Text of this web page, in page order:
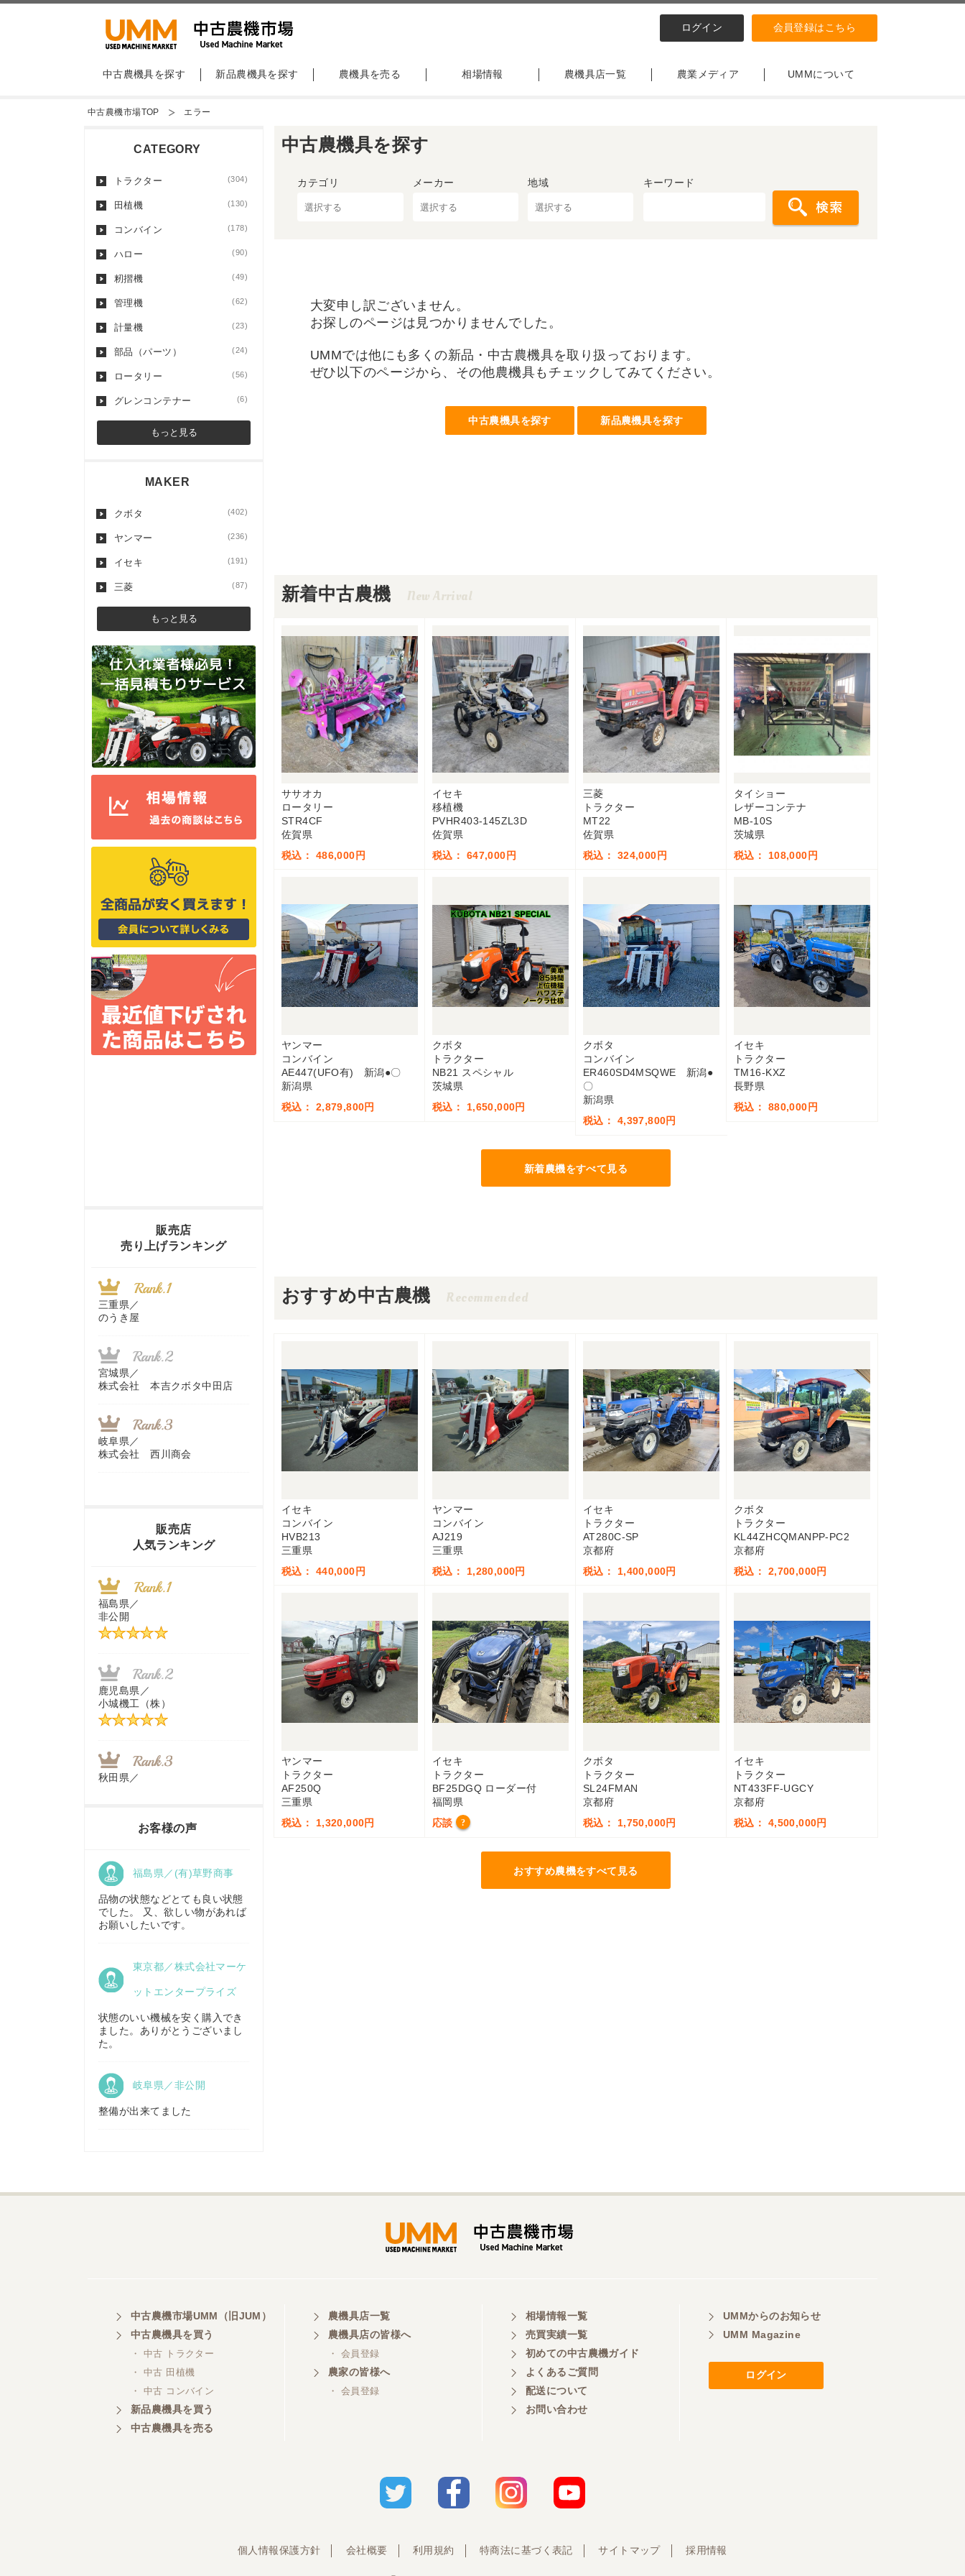
ログイン 会員登録はこちら
中古農機具を探す 新品農機具を探す 農機具を売る 相場情報 農機具店一覧 農業メディア UMMについて
中古農機市場TOP エラー
中古農機具を探す
カテゴリ メーカー 地域 キーワード
大変申し訳ございません。
お探しのページは見つかりませんでした。
UMMでは他にも多くの新品・中古農機具を取り扱っております。
ぜひ以下のページから、その他農機具もチェックしてみてください。
中古農機具を探す 新品農機具を探す
新着中古農機 New Arrival
ササオカ
ロータリー
STR4CF
佐賀県
税込： 486,000円
イセキ
移植機
PVHR403-145ZL3D
佐賀県
税込： 647,000円
三菱
トラクター
MT22
佐賀県
税込： 324,000円
タイショー
レザーコンテナ
MB-10S
茨城県
税込： 108,000円
ヤンマー
コンバイン
AE447(UFO有) 新潟●〇
新潟県
税込： 2,879,800円
クボタ
トラクター
NB21 スペシャル
茨城県
税込： 1,650,000円
クボタ
コンバイン
ER460SD4MSQWE 新潟●
〇
新潟県
税込： 4,397,800円
イセキ
トラクター
TM16-KXZ
長野県
税込： 880,000円
新着農機をすべて見る
おすすめ中古農機 Recommended
イセキ
コンバイン
HVB213
三重県
税込： 440,000円
ヤンマー
コンバイン
AJ219
三重県
税込： 1,280,000円
イセキ
トラクター
AT280C-SP
京都府
税込： 1,400,000円
クボタ
トラクター
KL44ZHCQMANPP-PC2
京都府
税込： 2,700,000円
ヤンマー
トラクター
AF250Q
三重県
税込： 1,320,000円
イセキ
トラクター
BF25DGQ ローダー付
福岡県
応談
?
クボタ
トラクター
SL24FMAN
京都府
税込： 1,750,000円
イセキ
トラクター
NT433FF-UGCY
京都府
税込： 4,500,000円
おすすめ農機をすべて見る
CATEGORY
トラクター (304)
田植機 (130)
コンバイン (178)
ハロー (90)
籾摺機 (49)
管理機 (62)
計量機 (23)
部品（パーツ） (24)
ロータリー (56)
グレンコンテナー (6)
もっと見る
MAKER
クボタ (402)
ヤンマー (236)
イセキ (191)
三菱 (87)
もっと見る
販売店
売り上げランキング
三重県／
のうき屋
宮城県／
株式会社 本吉クボタ中田店
岐阜県／
株式会社 西川商会
農機リンクス
山梨県／
株式会社 ヨダ兄弟商会
近江商事合同会社：「茨城中古
農建機販売」
ガワ農機商会）
東京都／
株式会社マーケットエンタープ
ライズ
秋田県／
TMKトレーディング株式会社
販売店
人気ランキング
福島県／
非公開
鹿児島県／
小城機工（株）
秋田県／
香川県／
農機リンクス
株式会社キリノ
福島県／
株式会社トミタモータース
株式会社 ケイ・エス・エンタ
ープライズ
お客様の声
福島県／(有)草野商事
品物の状態などとても良い状態
でした。 又、欲しい物があれば
お願いしたいです。
東京都／株式会社マーケ
ットエンタープライズ
状態のいい機械を安く購入でき
ました。ありがとうございまし
た。
岐阜県／非公開
整備が出来てました
中古農機市場UMM（旧JUM）
中古農機具を買う
・ 中古 トラクター
・ 中古 田植機
・ 中古 コンバイン
新品農機具を買う
中古農機具を売る
農機具店一覧
農機具店の皆様へ
・ 会員登録
農家の皆様へ
・ 会員登録
相場情報一覧
売買実績一覧
初めての中古農機ガイド
よくあるご質問
配送について
お問い合わせ
UMMからのお知らせ
UMM Magazine
ログイン
個人情報保護方針 会社概要 利用規約 特商法に基づく表記 サイトマップ 採用情報